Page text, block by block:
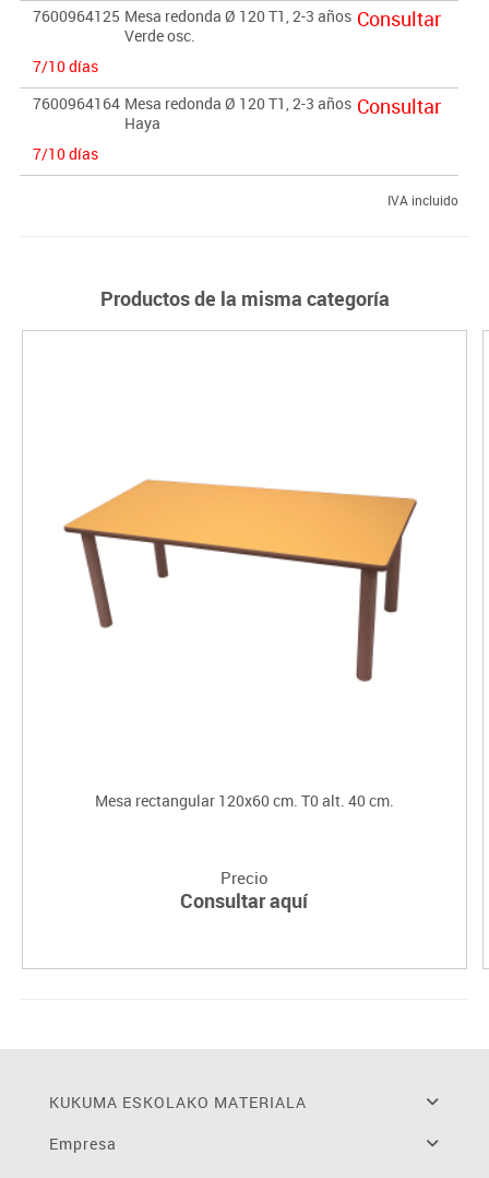
7600964125 Mesa redonda Ø 120 T1, 2-3 años
Verde osc.
7/10 días
Consultar
7600964164 Mesa redonda Ø 120 T1, 2-3 años
Haya
7/10 días
Consultar
IVA incluido
Productos de la misma categoría
Mesa rectangular 120x60 cm. T0 alt. 40 cm.
Precio
Consultar aquí
KUKUMA ESKOLAKO MATERIALA
Empresa